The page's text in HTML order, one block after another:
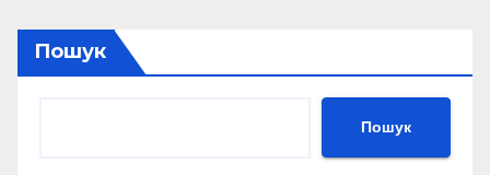
Пошук
Пошук